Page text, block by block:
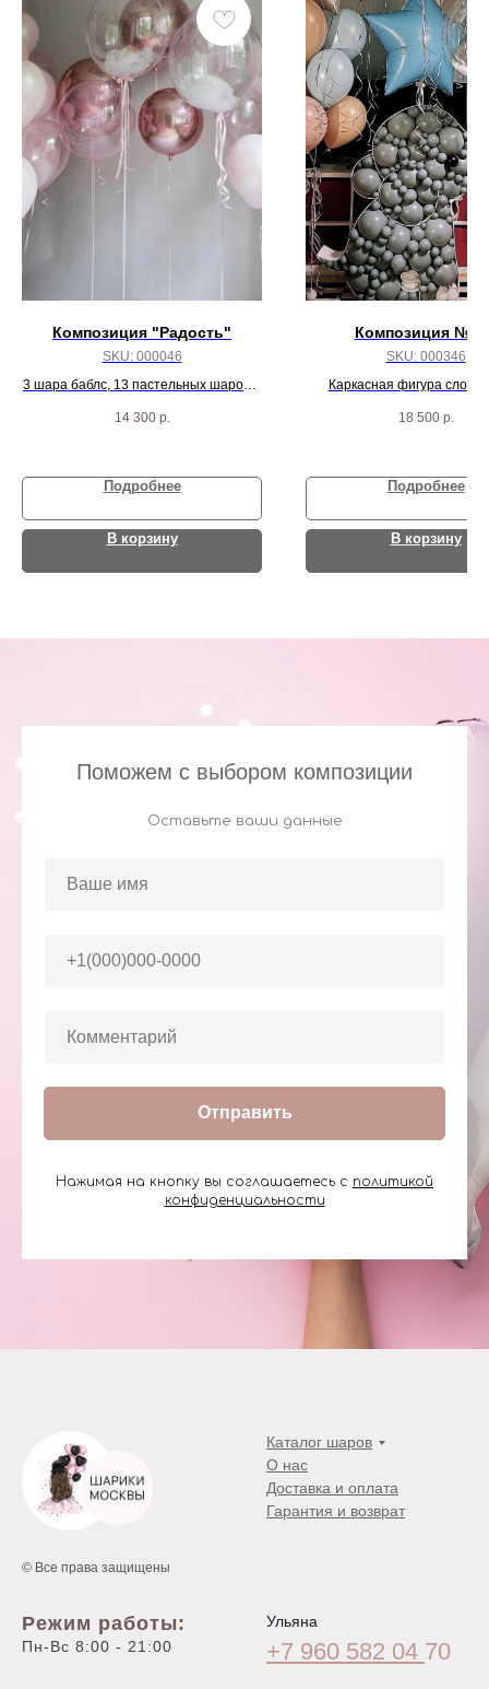
Композиция "Радость"
SKU: 000046
3 шара баблс, 13 пастельных шаров и
14 300 р.
Подробнее
В корзину
Композиция
SKU: 000346
Каркасная фигура слон
шаров
18 500 р.
Подробнее
В корзину
Поможем с выбором композиции
Оставьте ваши данные
Отправить
Нажимая на кнопку вы соглашаетесь с политикой
конфиденциальности
© Все права защищены
Каталог шаров
О нас
Доставка и оплата
Гарантия и возврат
Режим работы:
Пн-Вс 8:00 - 21:00
Ульяна
+7 960 582 04 70